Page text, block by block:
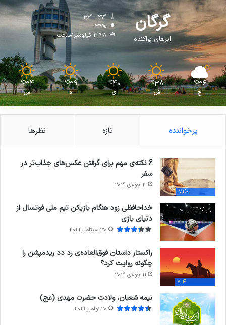
گرگان
ابرهای پراکنده
36º - 27º
39%
4.48 کیلومتر/ساعت
36
℃
ج
38
℃
ش
40
℃
ی
39
℃
د
34
℃
س
پرخواننده تازه نظرها
71%
6 نکته‌ی مهم برای گرفتن عکس‌های جذاب‌تر در
سفر
3 جولای 2021
خداحافظی زود هنگام بازیکن تیم ملی فوتسال از
دنیای بازی
30 سپتامبر 2021
7.4
راکستار داستان فوق‌العاده‌ی رد دد ریدمپشن را
چگونه روایت کرد؟
11 جولای 2021
نیمه شعبان، ولادت حضرت مهدی (عج)
20 نوامبر 2021